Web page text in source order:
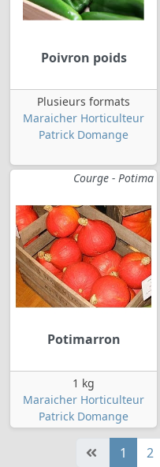
Poivron poids
Plusieurs formats
Maraicher Horticulteur
Patrick Domange
Courge - Potima
Potimarron
1 kg
Maraicher Horticulteur
Patrick Domange
1 2